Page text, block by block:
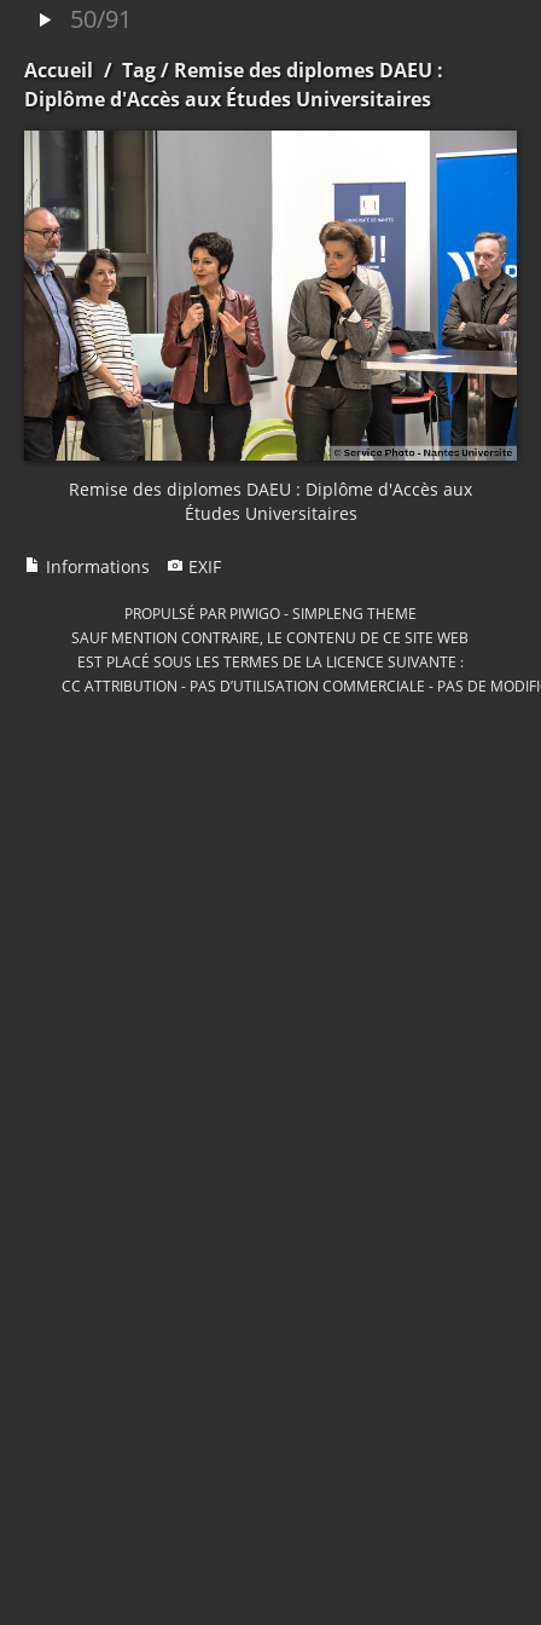
50/91
Accueil / Tag/ Remise des diplomes DAEU :
Diplôme d'Accès aux Études Universitaires
Remise des diplomes DAEU : Diplôme d'Accès aux
Études Universitaires
Informations EXIF
PROPULSÉ PAR PIWIGO-SIMPLENG THEME
SAUF MENTION CONTRAIRE, LE CONTENU DE CE SITE WEB
EST PLACÉ SOUS LES TERMES DE LA LICENCE SUIVANTE :
CC ATTRIBUTION - PAS D’UTILISATION COMMERCIALE - PAS DE